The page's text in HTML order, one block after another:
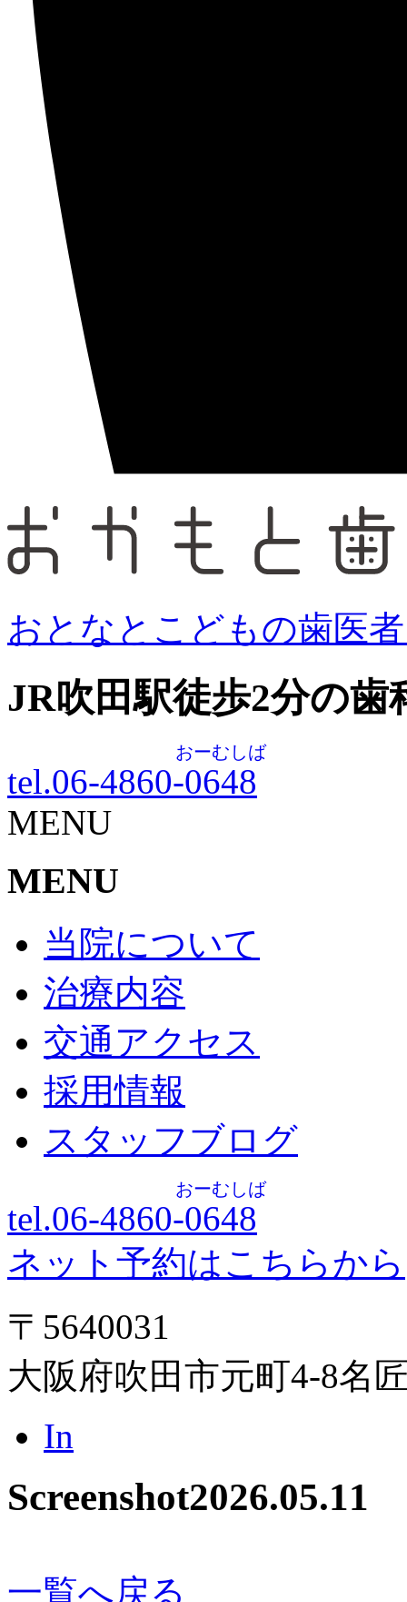
おとなとこどもの歯医
JR吹田駅徒歩2分の歯
tel.06-4860-0648
おーむしば
MENU
MENU
当院について
治療内容
交通アクセス
採用情報
スタッフブログ
tel.06-4860-0648
おーむしば
ネット予約はこちらから
〒5640031
大阪府吹田市元町4-8名
In
Screenshot2026.05.11
一覧へ戻る